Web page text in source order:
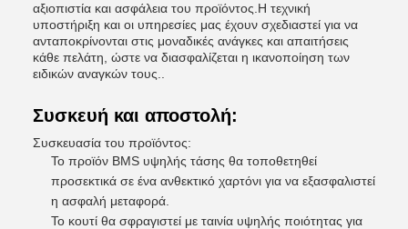
αξιοπιστία και ασφάλεια του προϊόντος.Η τεχνική
υποστήριξη και οι υπηρεσίες μας έχουν σχεδιαστεί για να
ανταποκρίνονται στις μοναδικές ανάγκες και απαιτήσεις
κάθε πελάτη, ώστε να διασφαλίζεται η ικανοποίηση των
ειδικών αναγκών τους..
Συσκευή και αποστολή:
Συσκευασία του προϊόντος:
Το προϊόν BMS υψηλής τάσης θα τοποθετηθεί
προσεκτικά σε ένα ανθεκτικό χαρτόνι για να εξασφαλιστεί
η ασφαλή μεταφορά.
Το κουτί θα σφραγιστεί με ταινία υψηλής ποιότητας για